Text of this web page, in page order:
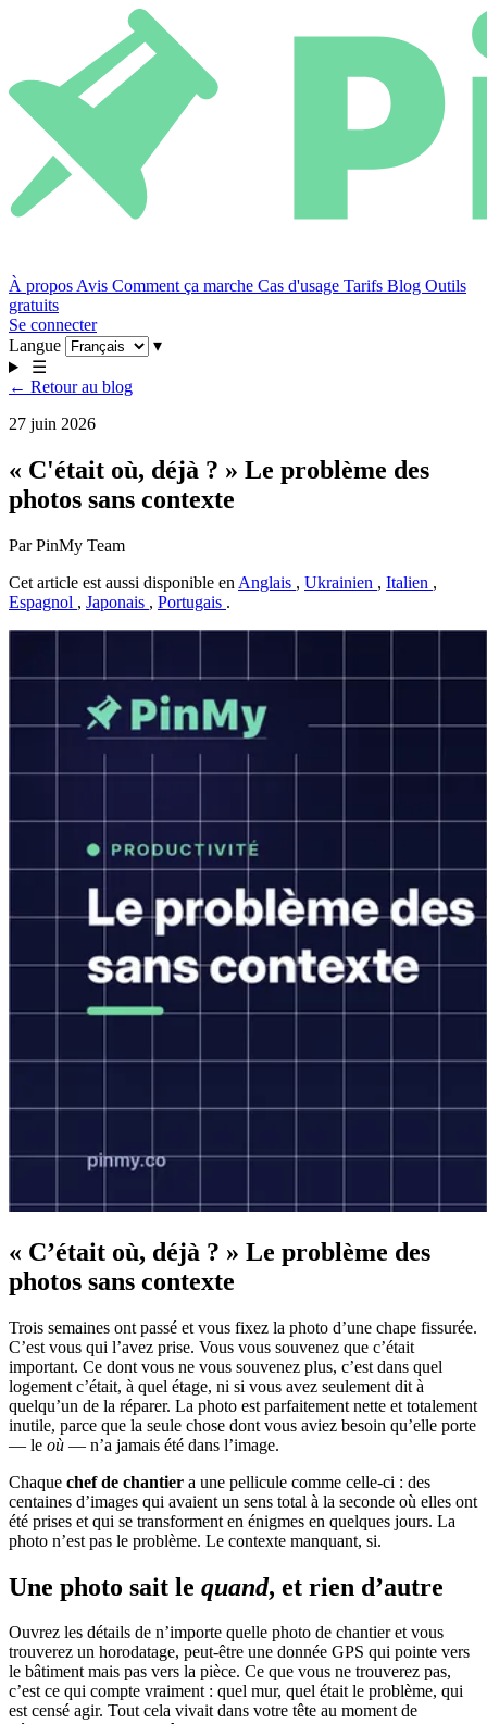
À propos Avis Comment ça marche Cas d'usage Tarifs Blog Outils
gratuits
Se connecter
Langue
▾
☰
← Retour au blog
27 juin 2026
« C'était où, déjà ? » Le problème des
photos sans contexte
Par PinMy Team
Cet article est aussi disponible en Anglais , Ukrainien , Italien ,
Espagnol , Japonais , Portugais .
« C’était où, déjà ? » Le problème des
photos sans contexte
Trois semaines ont passé et vous fixez la photo d’une chape fissurée.
C’est vous qui l’avez prise. Vous vous souvenez que c’était
important. Ce dont vous ne vous souvenez plus, c’est dans quel
logement c’était, à quel étage, ni si vous avez seulement dit à
quelqu’un de la réparer. La photo est parfaitement nette et totalement
inutile, parce que la seule chose dont vous aviez besoin qu’elle porte
— le où — n’a jamais été dans l’image.
Chaque chef de chantier a une pellicule comme celle-ci : des
centaines d’images qui avaient un sens total à la seconde où elles ont
été prises et qui se transforment en énigmes en quelques jours. La
photo n’est pas le problème. Le contexte manquant, si.
Une photo sait le quand, et rien d’autre
Ouvrez les détails de n’importe quelle photo de chantier et vous
trouverez un horodatage, peut-être une donnée GPS qui pointe vers
le bâtiment mais pas vers la pièce. Ce que vous ne trouverez pas,
c’est ce qui compte vraiment : quel mur, quel était le problème, qui
est censé agir. Tout cela vivait dans votre tête au moment de